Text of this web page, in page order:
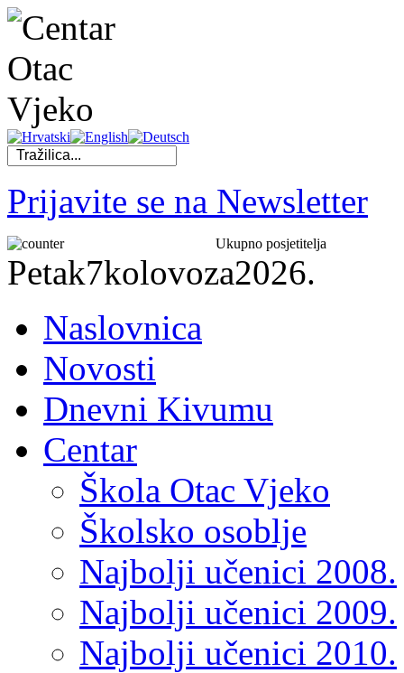
Prijavite se na Newsletter
Ukupno posjetitelja
Petak7kolovoza2026.
Naslovnica
Novosti
Dnevni Kivumu
Centar
Škola Otac Vjeko
Školsko osoblje
Najbolji učenici 2008.
Najbolji učenici 2009.
Najbolji učenici 2010.